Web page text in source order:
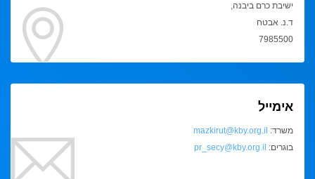
ישיבת כרם ביבנה,
ד.נ. אבטח
7985500
אימייל
משרד: mazkirut@kby.org.il
בוגרים: pr_secy@kby.org.il